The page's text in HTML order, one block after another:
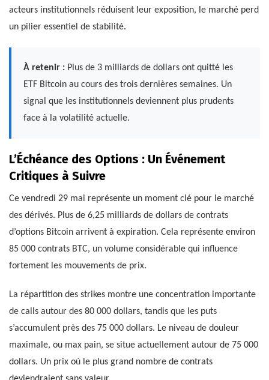
acteurs institutionnels réduisent leur exposition, le marché perd
un pilier essentiel de stabilité.
À retenir : Plus de 3 milliards de dollars ont quitté les
ETF Bitcoin au cours des trois dernières semaines. Un
signal que les institutionnels deviennent plus prudents
face à la volatilité actuelle.
L’Échéance des Options : Un Événement
Critiques à Suivre
Ce vendredi 29 mai représente un moment clé pour le marché
des dérivés. Plus de 6,25 milliards de dollars de contrats
d’options Bitcoin arrivent à expiration. Cela représente environ
85 000 contrats BTC, un volume considérable qui influence
fortement les mouvements de prix.
La répartition des strikes montre une concentration importante
de calls autour des 80 000 dollars, tandis que les puts
s’accumulent près des 75 000 dollars. Le niveau de douleur
maximale, ou max pain, se situe actuellement autour de 75 000
dollars. Un prix où le plus grand nombre de contrats